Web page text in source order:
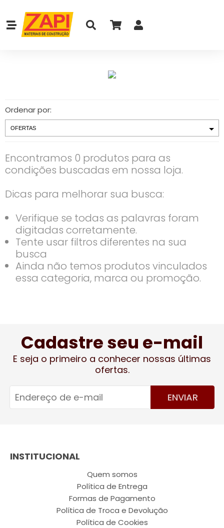
Ordenar por:
Encontramos 0 produtos para as
condições buscadas em nossa loja.
Dicas para melhorar sua busca:
Verifique se todas as palavras foram
digitadas corretamente.
Tente usar filtros diferentes na sua
busca
Ainda não temos produtos vinculados
essa categoria, marca ou promoção.
Cadastre seu e-mail
E seja o primeiro a conhecer nossas últimas
ofertas.
ENVIAR
INSTITUCIONAL
Quem somos
Política de Entrega
Formas de Pagamento
Política de Troca e Devolução
Política de Cookies